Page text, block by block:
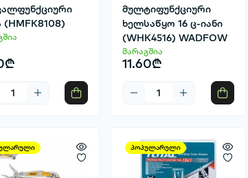
(HMFK8108)
მულტიფუნქციური
ხელსაწყო 16 ც-იანი
(WHK4516) WADFOW
მარაგშია
11.60₾
პოპულარული